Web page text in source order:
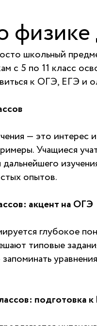
физике
школьный
с 5 по 11 класс
к ОГЭ, ЕГЭ и
— это
Учащиеся
опытов.
акцент на ОГЭ
глубокое
типовые
подготовка